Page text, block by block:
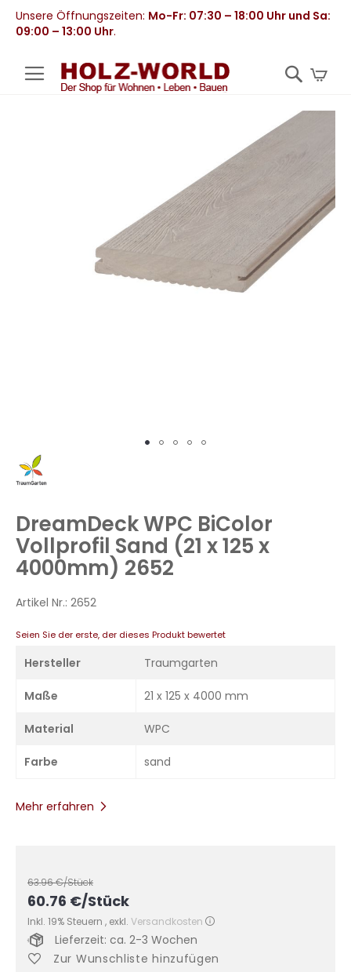
Unsere Öffnungszeiten: Mo-Fr: 07:30 – 18:00 Uhr und Sa:
09:00 – 13:00 Uhr.
Zum
Anfang
springen
DreamDeck WPC BiColor
Vollprofil Sand (21 x 125 x
4000mm) 2652
Artikel Nr.: 2652
Seien Sie der erste, der dieses Produkt bewertet
Hersteller Traumgarten
Maße 21 x 125 x 4000 mm
Material WPC
Farbe sand
Mehr erfahren
63.96€/Stück
60.76 €/Stück
Inkl. 19% Steuern , exkl. Versandkosten
Lieferzeit: ca. 2-3 Wochen
Zur Wunschliste hinzufügen